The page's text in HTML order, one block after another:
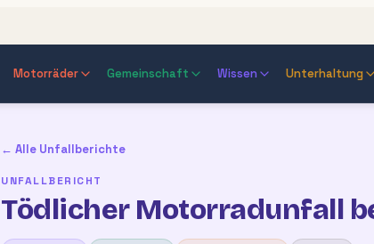
Motorräder Gemeinschaft Wissen Unterhaltung
← Alle Unfallberichte
UNFALLBERICHT
Tödlicher Motorradunfall